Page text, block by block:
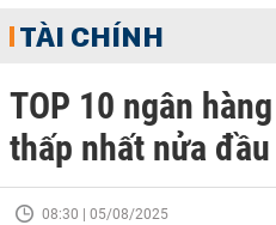
TÀI CHÍNH
TOP 10 ngân
thấp nhất nửa
08:30 | 05/08/2025